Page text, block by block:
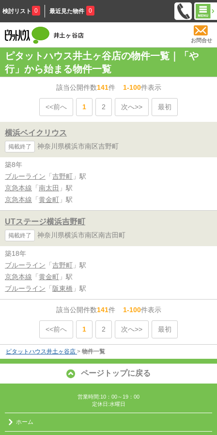
検討リスト 0 最近見た物件 0
お問合せ
ピタットハウス井土ヶ谷店の物件一覧｜「や
行」から始まる物件一覧
該当公開件数141件1-100件表示
<<前へ 1 2 次へ>> 最初
横浜ベイクリウス
掲載終了 神奈川県横浜市南区吉野町
築8年
ブルーライン 「 吉野町 」駅
京急本線 「 南太田 」駅
京急本線 「 黄金町 」駅
UTステージ横浜吉野町
掲載終了 神奈川県横浜市南区南吉田町
築18年
ブルーライン 「 吉野町 」駅
京急本線 「 黄金町 」駅
ブルーライン 「 阪東橋 」駅
該当公開件数141件1-100件表示
<<前へ 1 2 次へ>> 最初
ピタットハウス井土ヶ谷店 > 物件一覧
ページトップに戻る
営業時間:10：00～19：00
定休日:水曜日
ホーム